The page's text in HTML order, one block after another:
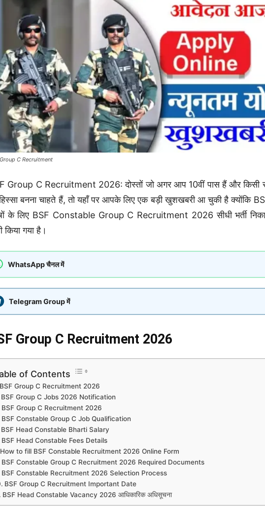
C Recruitment
Group C Recruitment 2026: दोस्तों जो अगर आप 10वीं पास हैं और किसी
बनना चाहते हैं, तो यहाँ पर आपके लिए एक बड़ी खुशखबरी आ चुकी है क्योंकि BSF
के लिए BSF Constable Group C Recruitment 2026 सीधी भर्ती
किया गया है।
WhatsApp चैनल में
Telegram Group में
Group C Recruitment 2026
of Contents
Group C Recruitment 2026
BSF Group C Jobs 2026 Notification
BSF Group C Recruitment 2026
BSF Constable Group C Job Qualification
BSF Head Constable Bharti Salary
BSF Head Constable Fees Details
How to fill BSF Constable Recruitment 2026 Online Form
BSF Constable Group C Recruitment 2026 Required Documents
BSF Constable Recruitment 2026 Selection Process
BSF Group C Recruitment Important Date
BSF Head Constable Vacancy 2026 आधिकारिक अधिसूचना